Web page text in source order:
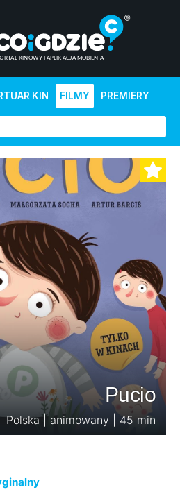
KIN FILMY PREMIERY
Pucio
Polska | animowany | 45 min